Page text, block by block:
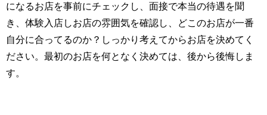
になるお店を事前にチェックし、面接で本当の待遇を聞
き、体験入店しお店の雰囲気を確認し、どこのお店が一番
自分に合ってるのか？しっかり考えてからお店を決めてく
ださい。最初のお店を何となく決めては、後から後悔しま
す。